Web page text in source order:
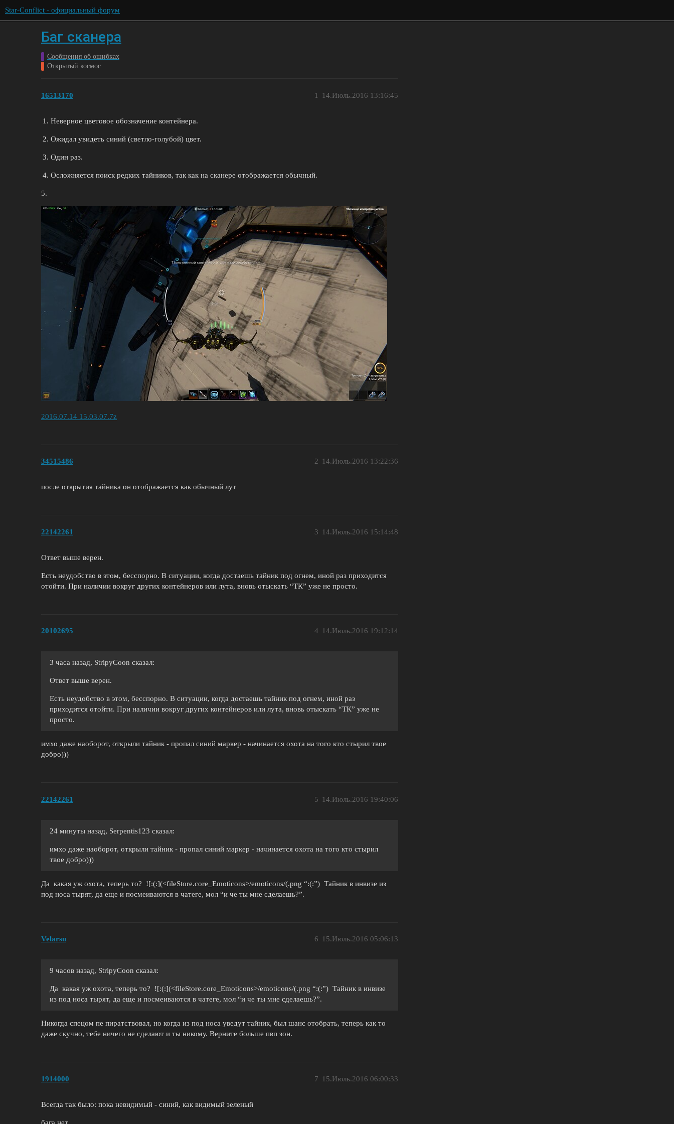
Star-Conflict - официальный форум
Баг сканера
Сообщения об ошибках
Открытый космос
16513170 14.Июль.2016 13:16:45
1
Неверное цветовое обозначение контейнера.
Ожидал увидеть синий (светло-голубой) цвет.
Один раз.
Осложняется поиск редких тайников, так как на сканере отображается обычный.
5.
2016.07.14 15.03.07.7z
34515486 14.Июль.2016 13:22:36
2
после открытия тайника он отображается как обычный лут
22142261 14.Июль.2016 15:14:48
3
Ответ выше верен.
Есть неудобство в этом, бесспорно. В ситуации, когда достаешь тайник под огнем, иной раз приходится
отойти. При наличии вокруг других контейнеров или лута, вновь отыскать “ТК” уже не просто.
20102695 14.Июль.2016 19:12:14
4
3 часа назад, StripyCoon сказал:
Ответ выше верен.
Есть неудобство в этом, бесспорно. В ситуации, когда достаешь тайник под огнем, иной раз
приходится отойти. При наличии вокруг других контейнеров или лута, вновь отыскать “ТК” уже не
просто.
имхо даже наоборот, открыли тайник - пропал синий маркер - начинается охота на того кто стырил твое
добро)))
22142261 14.Июль.2016 19:40:06
5
24 минуты назад, Serpentis123 сказал:
имхо даже наоборот, открыли тайник - пропал синий маркер - начинается охота на того кто стырил
твое добро)))
Да какая уж охота, теперь то? ![:(:](<fileStore.core_Emoticons>/emoticons/(.png “:(:”) Тайник в инвизе из
под носа тырят, да еще и посмеиваются в чатеге, мол “и че ты мне сделаешь?”.
Velarsu 15.Июль.2016 05:06:13
6
9 часов назад, StripyCoon сказал:
Да какая уж охота, теперь то? ![:(:](<fileStore.core_Emoticons>/emoticons/(.png “:(:”) Тайник в инвизе
из под носа тырят, да еще и посмеиваются в чатеге, мол “и че ты мне сделаешь?”.
Никогда спецом пе пиратствовал, но когда из под носа уведут тайник, был шанс отобрать, теперь как то
даже скучно, тебе ничего не сделают и ты никому. Верните больше пвп зон.
1914000 15.Июль.2016 06:00:33
7
Всегда так было: пока невидимый - синий, как видимый зеленый
бага нет